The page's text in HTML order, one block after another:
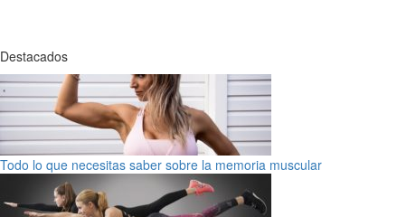
Destacados
Todo lo que necesitas saber sobre la memoria muscular